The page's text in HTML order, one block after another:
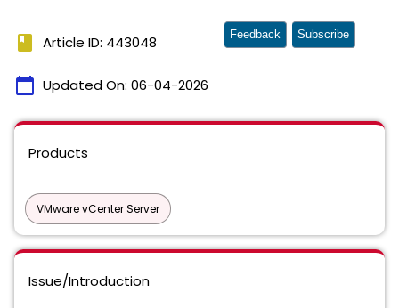
book Article ID: 443048
calendar_today Updated On: 06-04-2026
Feedback Subscribe
Products
VMware vCenter Server
Issue/Introduction